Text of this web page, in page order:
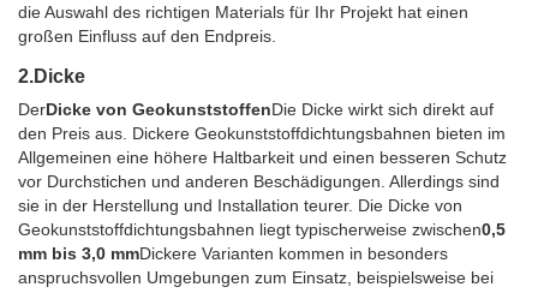
die Auswahl des richtigen Materials für Ihr Projekt hat einen
großen Einfluss auf den Endpreis.
2.Dicke
DerDicke von GeokunststoffenDie Dicke wirkt sich direkt auf
den Preis aus. Dickere Geokunststoffdichtungsbahnen bieten im
Allgemeinen eine höhere Haltbarkeit und einen besseren Schutz
vor Durchstichen und anderen Beschädigungen. Allerdings sind
sie in der Herstellung und Installation teurer. Die Dicke von
Geokunststoffdichtungsbahnen liegt typischerweise zwischen0,5
mm bis 3,0 mmDickere Varianten kommen in besonders
anspruchsvollen Umgebungen zum Einsatz, beispielsweise bei